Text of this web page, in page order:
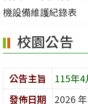
要
容
區
機設備維護紀錄表
校園公告
公告主旨
115年
發佈日期
2026